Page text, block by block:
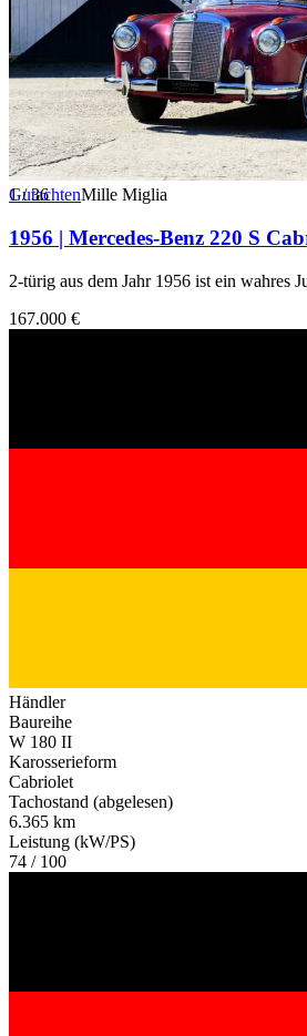
1/36
GutachtenMille Miglia
1956 | Mercedes-Benz 220 S
2-türig aus dem Jahr 1956 ist ein wahres
167.000 €
Händler
Baureihe
W 180 II
Karosserieform
Cabriolet
Tachostand (abgelesen)
6.365 km
Leistung (kW/PS)
74 / 100